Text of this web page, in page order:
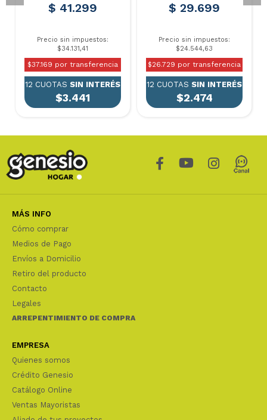
$ 41.299
Precio sin impuestos:
$34.131,41
$37.169 por transferencia
12 CUOTAS SIN INTERÉS
$3.441
$ 29.699
Precio sin impuestos:
$24.544,63
$26.729 por transferencia
12 CUOTAS SIN INTERÉS
$2.474
MÁS INFO
Cómo comprar
Medios de Pago
Envíos a Domicilio
Retiro del producto
Contacto
Legales
ARREPENTIMIENTO DE COMPRA
EMPRESA
Quienes somos
Crédito Genesio
Catálogo Online
Ventas Mayoristas